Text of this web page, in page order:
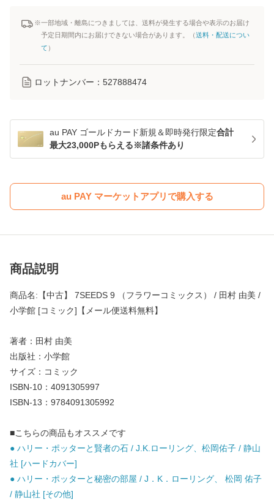
※一部地域・離島につきましては、送料が発生する場合や表示のお届け
予定日期間内にお届けできない場合があります。（送料・配送につい
て ）
ロットナンバー： 527888474
au PAY ゴールドカード新規＆即時発行限定合計
最大23,000Pもらえる※諸条件あり
au PAY マーケットアプリで購入する
商品説明
商品名:【中古】 7SEEDS 9 （フラワーコミックス） / 田村 由美 /
小学館 [コミック]【メール便送料無料】
著者：田村 由美
出版社：小学館
サイズ：コミック
ISBN-10：4091305997
ISBN-13：9784091305992
■こちらの商品もオススメです
● ハリー・ポッターと賢者の石 / J.K.ローリング、松岡佑子 / 静山
社 [ハードカバー]
● ハリー・ポッターと秘密の部屋 / J．K．ローリング、 松岡 佑子
/ 静山社 [その他]